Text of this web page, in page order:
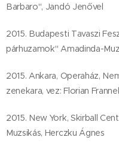
Barbaro", Jandó Jenővel
2015. Budapesti Tavaszi
párhuzamok" Amadinda-
2015. Ankara, Operaház,
zenekara, vez: Florian
2015. New York, Skirball
Muzsikás, Herczku Ágnes